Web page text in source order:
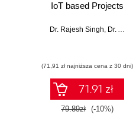
IoT based Projects
Dr. Rajesh Singh, Dr. Anita Gehlot
(71,91 zł najniższa cena z 30 dni)
71.91 zł
79.89zł (-10%)